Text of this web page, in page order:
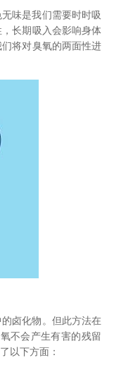
味是我们需要时时吸
长期吸入会影响身体
将对臭氧的两面性进
卤化物。但此方法在
不会产生有害的残留
以下方面：